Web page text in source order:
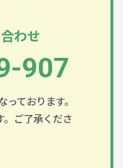
わせ
907
ております。
。ご了承くださ